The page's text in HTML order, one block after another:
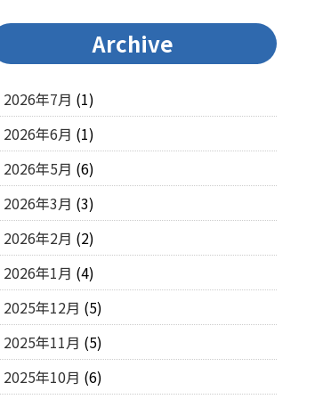
Archive
2026年7月 (1)
2026年6月 (1)
2026年5月 (6)
2026年3月 (3)
2026年2月 (2)
2026年1月 (4)
2025年12月 (5)
2025年11月 (5)
2025年10月 (6)